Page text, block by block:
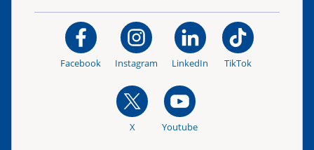
Facebook Instagram LinkedIn TikTok
X Youtube